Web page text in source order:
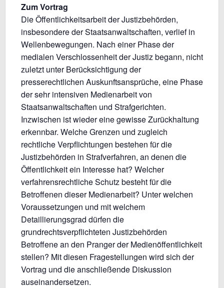
Zum Vortrag
Die Öffentlichkeitsarbeit der Justizbehörden,
insbesondere der Staatsanwaltschaften, verlief in
Wellenbewegungen. Nach einer Phase der
medialen Verschlossenheit der Justiz begann, nicht
zuletzt unter Berücksichtigung der
presserechtlichen Auskunftsansprüche, eine Phase
der sehr intensiven Medienarbeit von
Staatsanwaltschaften und Strafgerichten.
Inzwischen ist wieder eine gewisse Zurückhaltung
erkennbar. Welche Grenzen und zugleich
rechtliche Verpflichtungen bestehen für die
Justizbehörden in Strafverfahren, an denen die
Öffentlichkeit ein Interesse hat? Welcher
verfahrensrechtliche Schutz besteht für die
Betroffenen dieser Medienarbeit? Unter welchen
Voraussetzungen und mit welchem
Detaillierungsgrad dürfen die
grundrechtsverpflichteten Justizbehörden
Betroffene an den Pranger der Medienöffentlichkeit
stellen? Mit diesen Fragestellungen wird sich der
Vortrag und die anschließende Diskussion
auseinandersetzen.